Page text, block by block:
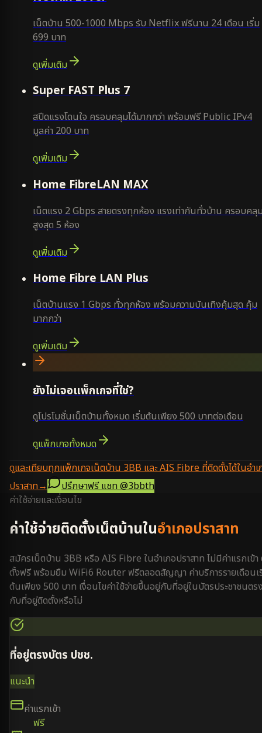
เน็ตบ้าน 500-1000 Mbps รับ Netflix ฟรีนาน 24 เดือน เริ่ม
699 บาท
ดูเพิ่มเติม
Super FAST Plus 7
สปีดแรงโดนใจ ครอบคลุมได้มากกว่า พร้อมฟรี Public IPv4
มูลค่า 200 บาท
ดูเพิ่มเติม
Home FibreLAN MAX
เน็ตแรง 2 Gbps สายตรงทุกห้อง แรงเท่ากันทั่วบ้าน ครอบคลุ
สูงสุด 5 ห้อง
ดูเพิ่มเติม
Home Fibre LAN Plus
เน็ตบ้านแรง 1 Gbps ทั่วทุกห้อง พร้อมความบันเทิงคุ้มสุด คุ้ม
มากกว่า
ดูเพิ่มเติม
ยังไม่เจอแพ็กเกจที่ใช่?
ดูโปรโมชั่นเน็ตบ้านทั้งหมด เริ่มต้นเพียง 500 บาทต่อเดือน
ดูแพ็กเกจทั้งหมด
ดูและเทียบทุกแพ็กเกจเน็ตบ้าน 3BB และ AIS Fibre ที่ติดตั้งได้ในอำเ
ปราสาท→ ปรึกษาฟรี แชท@3bbth
ค่าใช้จ่ายและเงื่อนไข
ค่าใช้จ่ายติดตั้งเน็ตบ้านในอำเภอปราสาท
สมัครเน็ตบ้าน 3BB หรือ AIS Fibre ในอำเภอปราสาท ไม่มีค่าแรกเข้า
ตั้งฟรี พร้อมยืม WiFi6 Router ฟรีตลอดสัญญา ค่าบริการรายเดือนเ
ต้นเพียง 500 บาท เงื่อนไขค่าใช้จ่ายขึ้นอยู่กับที่อยู่ในบัตรประชาชนตร
กับที่อยู่ติดตั้งหรือไม่
ที่อยู่ตรงบัตร ปชช.
แนะนำ
ค่าแรกเข้า
ฟรี